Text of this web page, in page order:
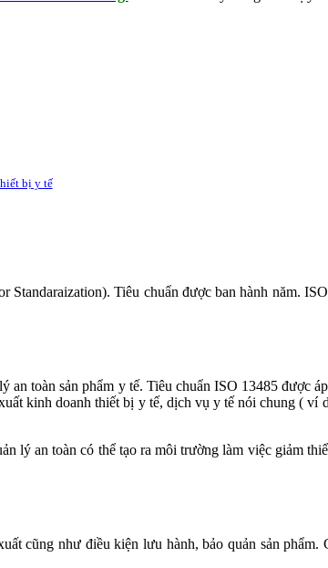
bị y tế
Tiêu chuẩn được ban hành năm.
toàn sản phẩm y tế. Tiêu chuẩn ISO 13485 được
kinh doanh thiết bị y tế, dịch vụ y tế nói chung ( ví
an toàn có thể tạo ra môi trường làm việc giảm
cũng như điều kiện lưu hành, bảo quản sản